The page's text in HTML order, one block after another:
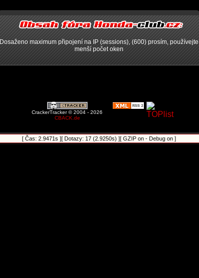
Dosaženo maximum připojení na IP (sessions), (600) prosím, používejte
menší počet oken
CrackerTracker © 2004 - 2026
CBACK.de
[ Čas: 2.9471s ][ Dotazy: 17 (2.9250s) ][ GZIP on - Debug on ]